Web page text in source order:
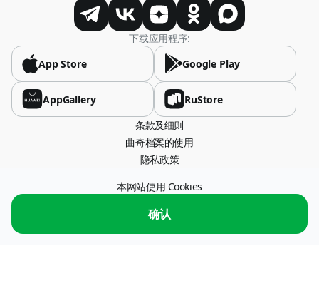
Bosnia and Herzegovina
USD
Brazil
USD
下载应用程序:
App Store
Google Play
AppGallery
RuStore
条款及细则
曲奇档案的使用
隐私政策
办公室地址 115054，莫斯科，斯特雷米亚尼巷，26 号。
服务运营商："ПС ПРОЦЕССИНГ" 有限责任公司，纳税人识别号 7722773179 信
息交换服务运营商
信息交换服务的运营商
本网站使用 Cookies
确认